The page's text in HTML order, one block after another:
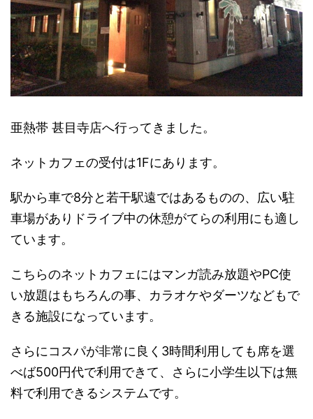
亜熱帯 甚目寺店へ行ってきました。
ネットカフェの受付は1Fにあります。
駅から車で8分と若干駅遠ではあるものの、広い駐
車場がありドライブ中の休憩がてらの利用にも適し
ています。
こちらのネットカフェにはマンガ読み放題やPC使
い放題はもちろんの事、カラオケやダーツなどもで
きる施設になっています。
さらにコスパが非常に良く3時間利用しても席を選
べば500円代で利用できて、さらに小学生以下は無
料で利用できるシステムです。